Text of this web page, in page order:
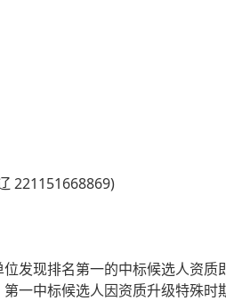
221151668869)
发现排名第一的中标候选人资质
一中标候选人因资质升级特殊时